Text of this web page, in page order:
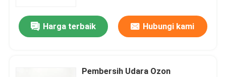
Harga terbaik Hubungi kami
Pembersih Udara Ozon